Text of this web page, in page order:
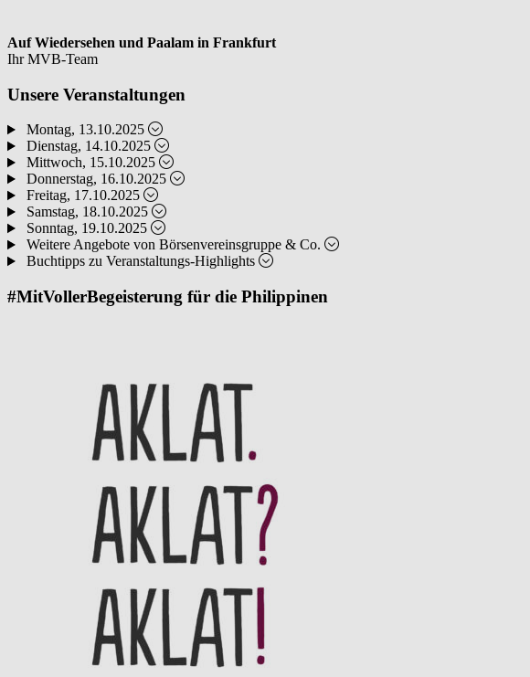
Auf Wiedersehen und Paalam in Frankfurt
Ihr MVB-Team
Unsere Veranstaltungen
Montag, 13.10.2025
Dienstag, 14.10.2025
Mittwoch, 15.10.2025
Donnerstag, 16.10.2025
Freitag, 17.10.2025
Samstag, 18.10.2025
Sonntag, 19.10.2025
Weitere Angebote von Börsenvereinsgruppe & Co.
Buchtipps zu Veranstaltungs-Highlights
#MitVollerBegeisterung für die Philippinen